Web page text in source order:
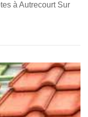
à Autrecourt Sur